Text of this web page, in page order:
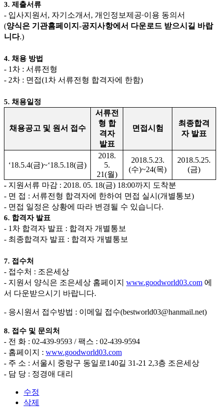
3. 제출서류
- 입사지원서 , 자기소개서 , 개인정보제공∙이용 동의서
(양식은 기관홈페이지 -공지사항에서 다운로드 받으시길 바랍
니다.)
4. 채용 방법
- 1 차 : 서류전형
- 2차 : 면접(1 차 서류전형 합격자에 한함)
5. 채용일정
채용공고 및 원서 접수
서류전
형 합
격자
발표
면접시험
최종합격
자 발표
‘18.5.4(금)~‘18.5.18(금)
2018.
5.
21(월)
2018.5.23.
(수)~24(목)
2018.5.25.
(금)
- 지원서류 마감 : 2018. 05. 18(금) 18:00까지 도착분
- 면 접 : 서류전형 합격자에 한하여 면접 실시 (개별통보)
- 면접 일정은 상황에 따라 변경될 수 있습니다.
6. 합격자 발표
- 1 차 합격자 발표 : 합격자 개별통보
- 최종합격자 발표 : 합격자 개별통보
7. 접수처
- 접수처 : 조은세상
- 지원서 양식은 조은세상 홈페이지 www.goodworld03.com 에
서 다운받으시기 바랍니다.
- 응시원서 접수방법 : 이메일 접수(bestworld03@hanmail.net)
8. 접수 및 문의처
- 전 화 : 02-439-9593 /팩스 : 02-439-9594
- 홈페이지 : www.goodworld03.com
- 주 소 : 서울시 중랑구 동일로140길 31-21 2,3층 조은세상
- 담 당 : 정경애 대리
수정
삭제